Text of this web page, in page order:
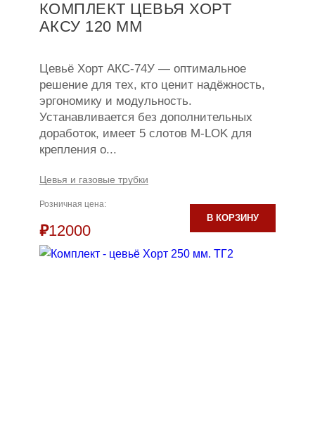
КОМПЛЕКТ ЦЕВЬЯ ХОРТ
АКСУ 120 ММ
Цевьё Хорт АКС-74У — оптимальное
решение для тех, кто ценит надёжность,
эргономику и модульность.
Устанавливается без дополнительных
доработок, имеет 5 слотов M-LOK для
крепления о...
Цевья и газовые трубки
Розничная цена:
₽12000
В КОРЗИНУ